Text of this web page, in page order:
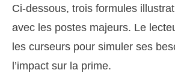
Ci-dessous, trois formules
avec les postes majeurs. Le
les curseurs pour simuler ses
l’impact sur la prime.